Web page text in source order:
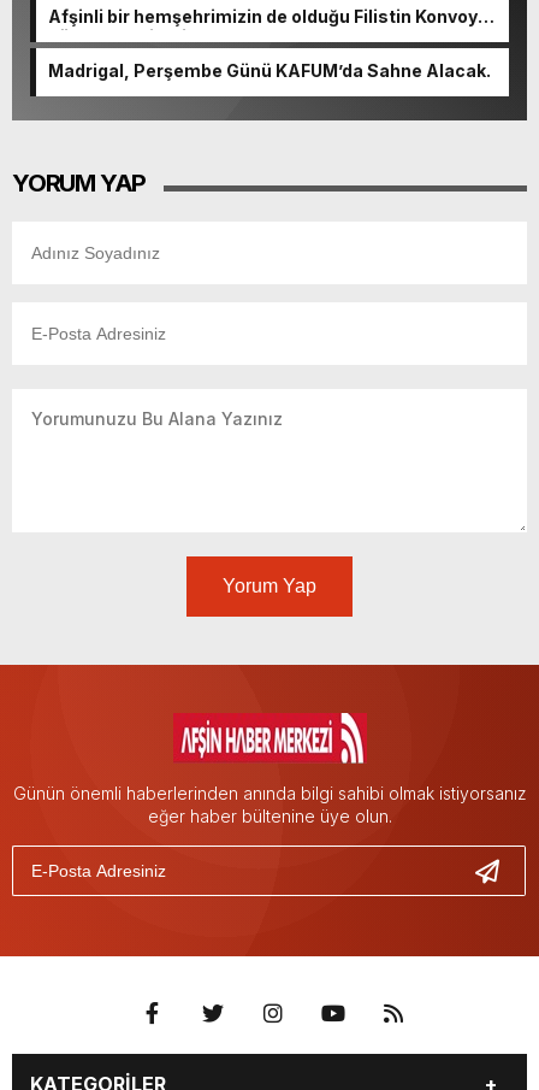
Afşinli bir hemşehrimizin de olduğu Filistin Konvoyu,
güçlenerek ilerliyor.
Madrigal, Perşembe Günü KAFUM’da Sahne Alacak.
YORUM YAP
Yorum Yap
Günün önemli haberlerinden anında bilgi sahibi olmak istiyorsanız
eğer haber bültenine üye olun.
KATEGORİLER